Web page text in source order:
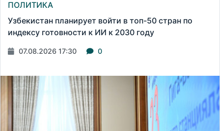
ПОЛИТИКА
Узбекистан планирует войти в топ-50 стран по
индексу готовности к ИИ к 2030 году
07.08.2026 17:30 0